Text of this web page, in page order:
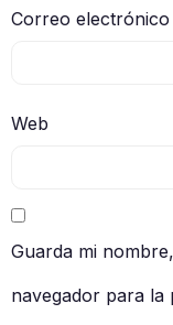
Correo electrónico
Web
Guarda mi
navegador para la